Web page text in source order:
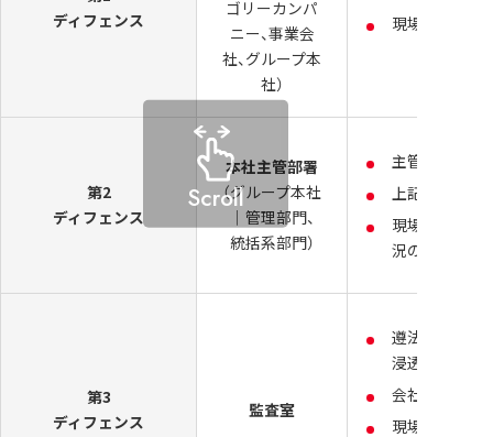
ディフェンス
ゴリーカンパ
ニー、事業会
社、グループ本
社）
現場自らの定
第2
ディフェンス
本社主管部署
（グループ本社
｜管理部門、
統括系部門）
主管とする業
上記ルールの
現場における
況の確認
第3
ディフェンス
監査室
遵法精神の醸
浸透啓発
会社全体のル
現場の業務運
Scroll